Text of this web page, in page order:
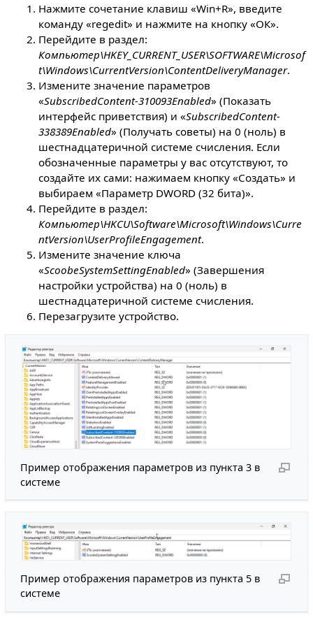
Нажмите сочетание клавиш «Win+R», введите
команду «regedit» и нажмите на кнопку «ОК».
Перейдите в раздел:
Компьютер\HKEY_CURRENT_USER\SOFTWARE\Microsof
t\Windows\CurrentVersion\ContentDeliveryManager.
Измените значение параметров
«SubscribedContent-310093Enabled» (Показать
интерфейс приветствия) и «SubscribedContent-
338389Enabled» (Получать советы) на 0 (ноль) в
шестнадцатеричной системе счисления. Если
обозначенные параметры у вас отсутствуют, то
создайте их сами: нажимаем кнопку «Создать» и
выбираем «Параметр DWORD (32 бита)».
Перейдите в раздел:
Компьютер\HKCU\Software\Microsoft\Windows\Curre
ntVersion\UserProfileEngagement.
Измените значение ключа
«ScoobeSystemSettingEnabled» (Завершения
настройки устройства) на 0 (ноль) в
шестнадцатеричной системе счисления.
Перезагрузите устройство.
Пример отображения параметров из пункта 3 в
системе
Пример отображения параметров из пункта 5 в
системе